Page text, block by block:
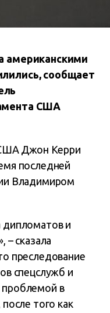
американскими
сообщает
США
США Джон Керри
последней
Владимиром
дипломатов и
– сказала
преследование
спецслужб и
проблемой в
того как